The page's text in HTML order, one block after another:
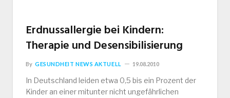
Erdnussallergie bei Kindern:
Therapie und Desensibilisierung
By GESUNDHEIT NEWS AKTUELL 19.08.2010
In Deutschland leiden etwa 0,5 bis ein Prozent der
Kinder an einer mitunter nicht ungefährlichen